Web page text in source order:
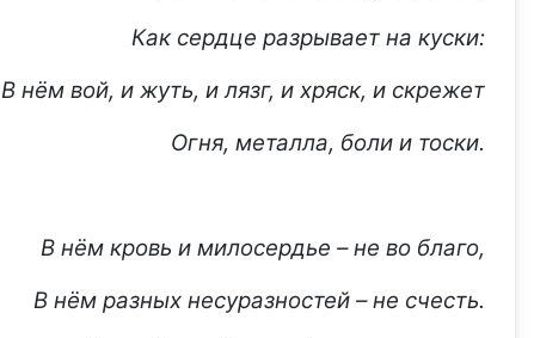
Как сердце разрывает на куски:
В нём вой, и жуть, и лязг, и хряск, и скрежет
Огня, металла, боли и тоски.
В нём кровь и милосердье – не во благо,
В нём разных несуразностей – не счесть.